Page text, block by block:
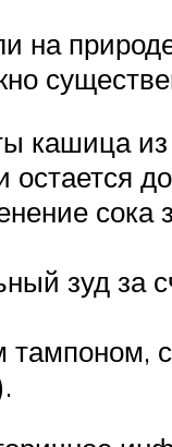
на
кашица
сока
зуд за